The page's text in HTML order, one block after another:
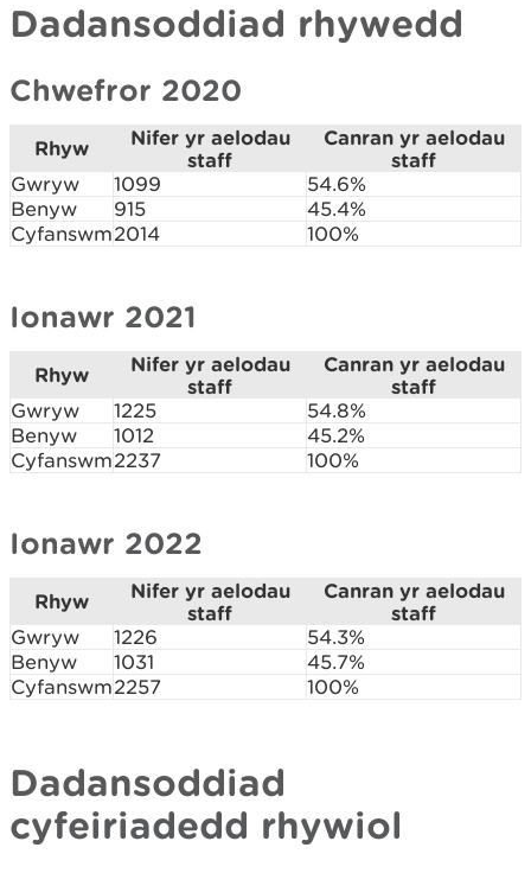
Dadansoddiad rhywedd
Chwefror 2020
Rhyw
Nifer yr aelodau
staff
Canran yr aelodau
staff
Gwryw 1099
54.6%
Benyw
915
45.4%
Cyfanswm2014 100%
Ionawr 2021
Rhyw
Nifer yr aelodau
staff
Canran yr aelodau
staff
Gwryw 1225
54.8%
Benyw
1012
45.2%
Cyfanswm2237 100%
Ionawr 2022
Rhyw
Nifer yr aelodau
staff
Canran yr aelodau
staff
Gwryw 1226
54.3%
Benyw
1031
45.7%
Cyfanswm2257 100%
Dadansoddiad
cyfeiriadedd rhywiol